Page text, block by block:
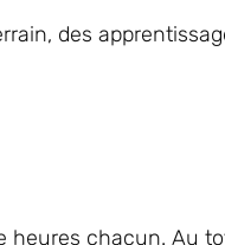
des
heures chacun. Au